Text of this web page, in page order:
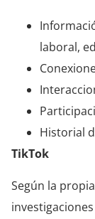
laboral,
Historial
TikTok
Según la